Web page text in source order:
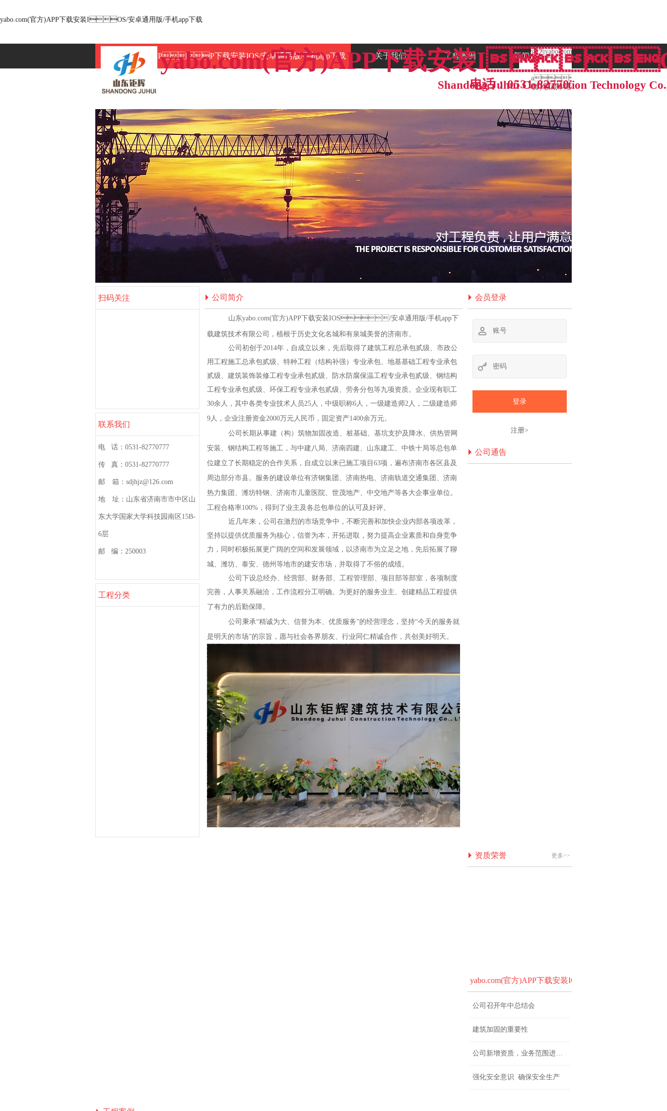
yabo.com(官方)APP下载安装IOS/安卓通用版/手机app下载
yabo.com(官方)APP下载安装
Shandong Juhui Construction Technology
yabo.com(官方)APP下载安装IOS/安卓通用版/手机app下载 关于我们 工程案例 新闻资讯
技术标准
设为yabo.com(官方)APP
下载安装IOS/安卓通用
版/手机
app下
载 | 收藏本站
电话：0531-82770777
扫码关注
联系我们
电 话：0531-82770777
传 真：0531-82770777
邮 箱：sdjhjz@126.com
地 址：山东省济南市市中区山
东大学国家大学科技园南区15B-
6层
邮 编：250003
工程分类
公司简介
山东yabo.com(官方)APP下载安装IOS/安卓通用版/手机app下
载建筑技术有限公司，植根于历史文化名城和有泉城美誉的济南市。
公司初创于2014年，自成立以来，先后取得了建筑工程总承包贰级、市政公
用工程施工总承包贰级、特种工程（结构补强）专业承包、地基基础工程专业承包
贰级、建筑装饰装修工程专业承包贰级、防水防腐保温工程专业承包贰级、钢结构
工程专业承包贰级、环保工程专业承包贰级、劳务分包等九项资质。企业现有职工
30余人，其中各类专业技术人员25人，中级职称6人，一级建造师2人，二级建造师
9人，企业注册资金2000万元人民币，固定资产1400余万元。
公司长期从事建（构）筑物加固改造、桩基础、基坑支护及降水、供热管网
安装、钢结构工程等施工，与中建八局、济南四建、山东建工、中铁十局等总包单
位建立了长期稳定的合作关系，自成立以来已施工项目 63项，遍布济南市各区县及
周边部分市县。服务的建设单位有济钢集团、济南热电、济南轨道交通集团、济南
热力集团、潍坊特钢、济南市儿童医院、世茂地产、中交地产等各大企事业单位。
工程合格率100%，得到了业主及各总包单位的认可及好评。
近几年来，公司在激烈的市场竞争中， 不断完善和加快企业内部各项改革，
坚持以提供优质服务为核心，信誉为本，开拓进取，努力提高企业素质和自身竞争
力，同时积极拓展更广阔的空间和发展领域，以济南市为立足之地，先后拓展了聊
城、潍坊、泰安、德州等地市的建安市场，并取得了不俗的成绩。
公司下设总经办、经营部、财务部、工程管理部、项目部等部室，各项制度
完善，人事关系融洽，工作流程分工明确。为更好的服务业主、创建精品工程提供
了有力的后勤保障。
公司秉承“精诚为大、信誉为本、优质服务”的经营理念，坚持“今天的服务就
是明天的市场”的宗旨，愿与社会各界朋友、行业同仁精诚合作，共创美好明天。
会员登录
登录
注册>
公司通告
资质荣誉 更多>>
yabo.com(官方)APP下载安装IOS/安卓通用版/手机
公司召开年中总结会
建筑加固的重要性
强化安全意识 确保安全生产